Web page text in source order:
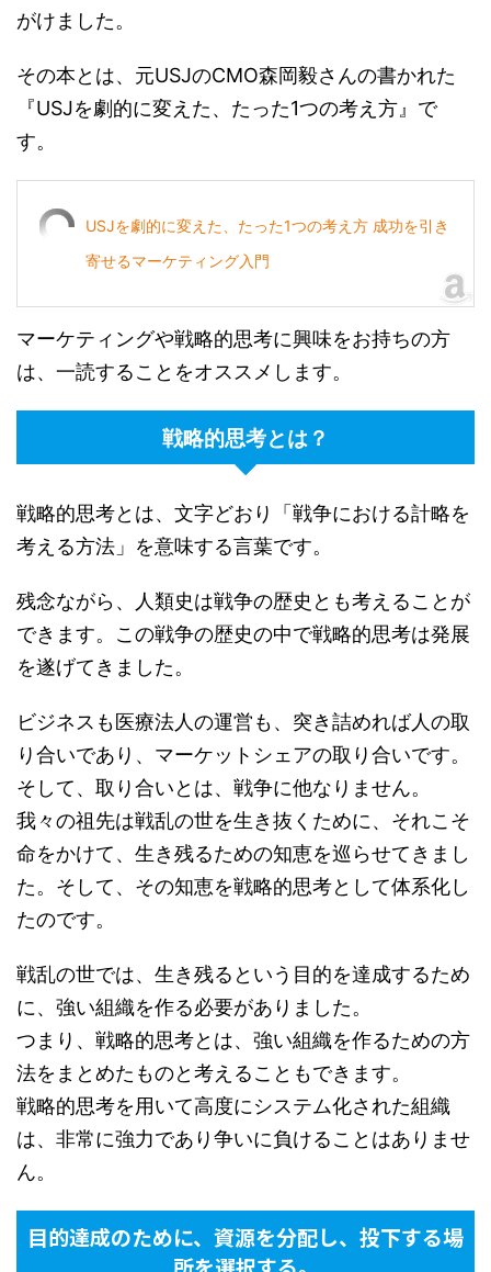
がけました。
その本とは、元USJのCMO森岡毅さんの書かれた
『USJを劇的に変えた、たった1つの考え方』で
す。
USJを劇的に変えた、たった1つの考え方 成功を引き
寄せるマーケティング入門
マーケティングや戦略的思考に興味をお持ちの方
は、一読することをオススメします。
戦略的思考とは？
戦略的思考とは、文字どおり「戦争における計略を
考える方法」を意味する言葉です。
残念ながら、人類史は戦争の歴史とも考えることが
できます。この戦争の歴史の中で戦略的思考は発展
を遂げてきました。
ビジネスも医療法人の運営も、突き詰めれば人の取
り合いであり、マーケットシェアの取り合いです。
そして、取り合いとは、戦争に他なりません。
我々の祖先は戦乱の世を生き抜くために、それこそ
命をかけて、生き残るための知恵を巡らせてきまし
た。そして、その知恵を戦略的思考として体系化し
たのです。
戦乱の世では、生き残るという目的を達成するため
に、強い組織を作る必要がありました。
つまり、戦略的思考とは、強い組織を作るための方
法をまとめたものと考えることもできます。
戦略的思考を用いて高度にシステム化された組織
は、非常に強力であり争いに負けることはありませ
ん。
目的達成のために、資源を分配し、投下する場
所を選択する。